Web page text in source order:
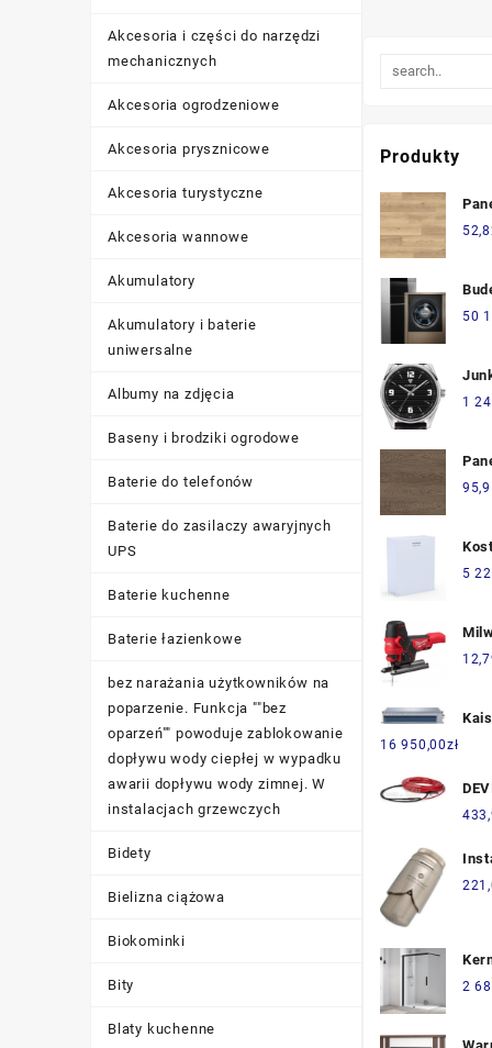
Akcesoria i części do narzędzi
mechanicznych
Akcesoria ogrodzeniowe
Akcesoria prysznicowe
Akcesoria turystyczne
Akcesoria wannowe
Akumulatory
Akumulatory i baterie
uniwersalne
Albumy na zdjęcia
Baseny i brodziki ogrodowe
Baterie do telefonów
Baterie do zasilaczy awaryjnych
UPS
Baterie kuchenne
Baterie łazienkowe
bez narażania użytkowników na
poparzenie. Funkcja ""bez
oparzeń"" powoduje zablokowanie
dopływu wody ciepłej w wypadku
awarii dopływu wody zimnej. W
instalacjach grzewczych
Bidety
Bielizna ciążowa
Biokominki
Bity
Blaty kuchenne
Produkty
50
1
5
16 950,00zł
Stal
2